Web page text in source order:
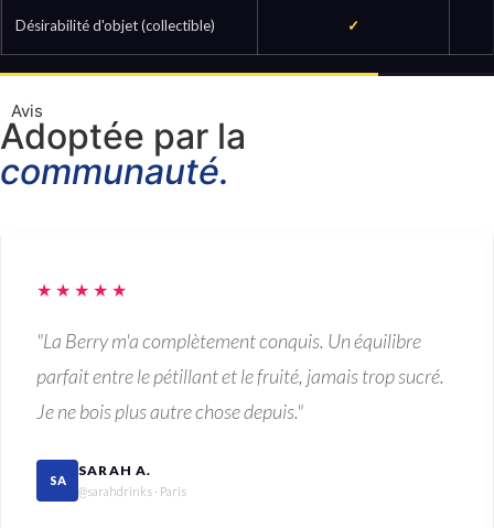
Désirabilité d'objet (collectible) ✓
Avis
Adoptée par la
communauté.
★★★★★
"La Berry m'a complètement conquis. Un équilibre
parfait entre le pétillant et le fruité, jamais trop sucré.
Je ne bois plus autre chose depuis."
SA
SARAH A.
@sarahdrinks · Paris